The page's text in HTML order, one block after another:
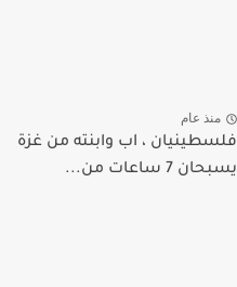
منذ عام
فلسطينيان ، اب وابنته من غزة
يسبحان 7 ساعات من...